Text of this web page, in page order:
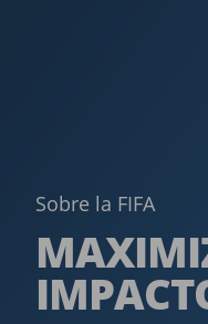
Sobre la FIFA